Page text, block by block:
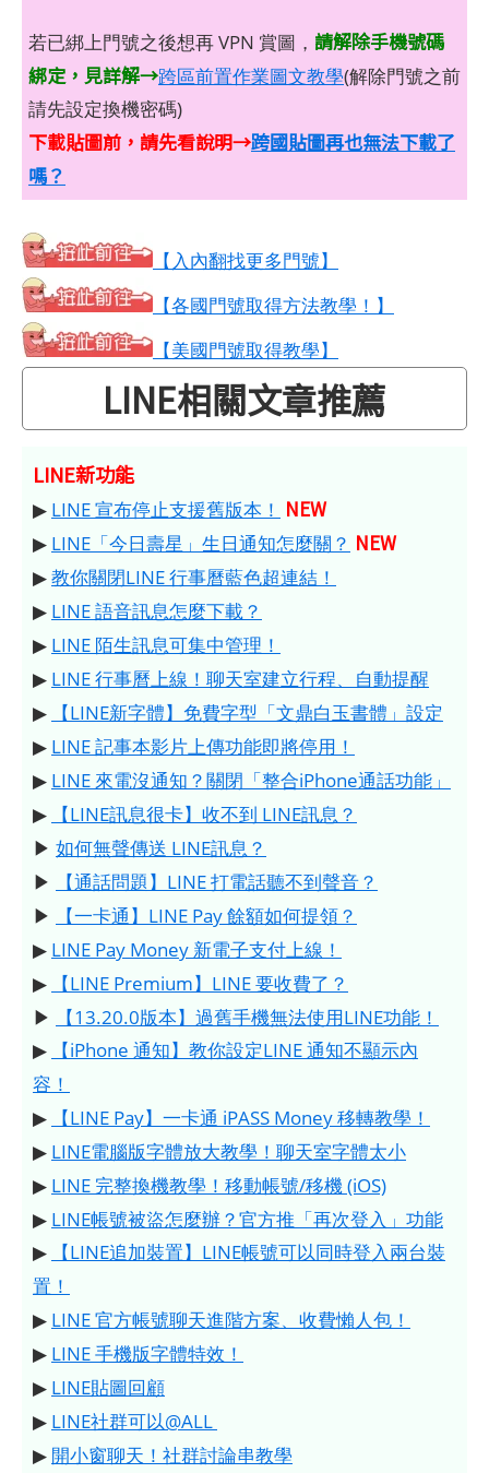
若已綁上門號之後想再 VPN 賞圖， 請解除手機號碼
綁定，見詳解→跨區前置作業圖文教學(解除門號之前
請先設定換機密碼)
下載貼圖前，請先看說明→跨國貼圖再也無法下載了
嗎？
【入內翻找更多門號】
【各國門號取得方法教學！】
【美國門號取得教學】
LINE相關文章推薦
LINE新功能
▶ LINE 宣布停止支援舊版本！ NEW
▶ LINE「今日壽星」生日通知怎麼關？ NEW
▶教你關閉LINE 行事曆藍色超連結！
▶ LINE 語音訊息怎麼下載？
▶ LINE 陌生訊息可集中管理！
▶ LINE 行事曆上線！聊天室建立行程、自動提醒
▶
【LINE新字體】免費字型「文鼎白玉書體」設定
▶ LINE 記事本影片上傳功能即將停用！
▶ LINE 來電沒通知？關閉「整合iPhone通話功能」
▶
【LINE訊息很卡】收不到 LINE訊息？
▶ 如何無聲傳送 LINE訊息？
▶
【通話問題】LINE 打電話聽不到聲音？
▶
【一卡通】LINE Pay 餘額如何提領？
▶ LINE Pay Money 新電子支付上線！
▶
【LINE Premium】LINE 要收費了？
▶
【13.20.0版本】過舊手機無法使用LINE功能！
▶
【iPhone 通知】教你設定LINE 通知不顯示內
容！
▶
【LINE Pay】一卡通 iPASS Money 移轉教學！
▶ LINE電腦版字體放大教學！聊天室字體太小
▶ LINE 完整換機教學！移動帳號/移機 (iOS)
▶ LINE帳號被盜怎麼辦？官方推「再次登入」功能
▶
【LINE追加裝置】LINE帳號可以同時登入兩台裝
置！
▶ LINE 官方帳號聊天進階方案、收費懶人包！
▶ LINE 手機版字體特效！
▶ LINE貼圖回顧
▶ LINE社群可以@ALL
▶ 開小窗聊天！社群討論串教學